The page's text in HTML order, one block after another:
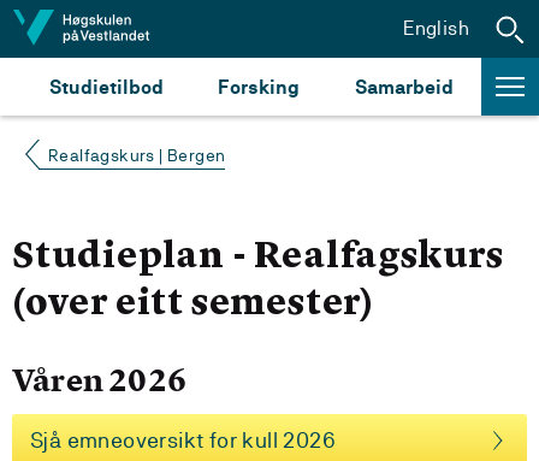
Hopp til innhald
Studietilbod Forsking Samarbeid
English
Realfagskurs | Bergen
Studieplan - Realfagskurs
(over eitt semester)
Våren 2026
Sjå emneoversikt for kull 2026